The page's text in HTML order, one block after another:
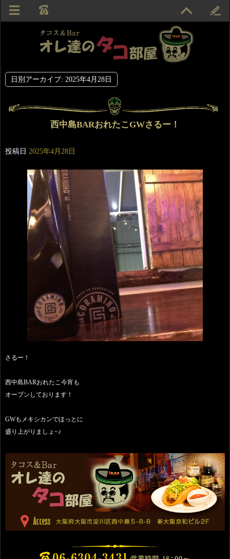
日別アーカイブ: 2025年4月28日
西中島BARおれたこGWさるー！
投稿日 2025年4月28日
さるー！
西中島BARおれたこ今宵も
オープンしております！
GWもメキシカンでほっとに
盛り上がりましょ~♪